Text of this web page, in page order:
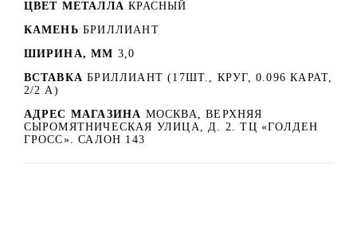
ЦВЕТ МЕТАЛЛА КРАСНЫЙ
КАМЕНЬ БРИЛЛИАНТ
ШИРИНА, ММ 3,0
ВСТАВКА БРИЛЛИАНТ (17ШТ., КРУГ, 0.096 КАРАТ,
2/2 А)
АДРЕС МАГАЗИНА МОСКВА, ВЕРХНЯЯ
СЫРОМЯТНИЧЕСКАЯ УЛИЦА, Д. 2. ТЦ «ГОЛДЕН
ГРОСС». САЛОН 143